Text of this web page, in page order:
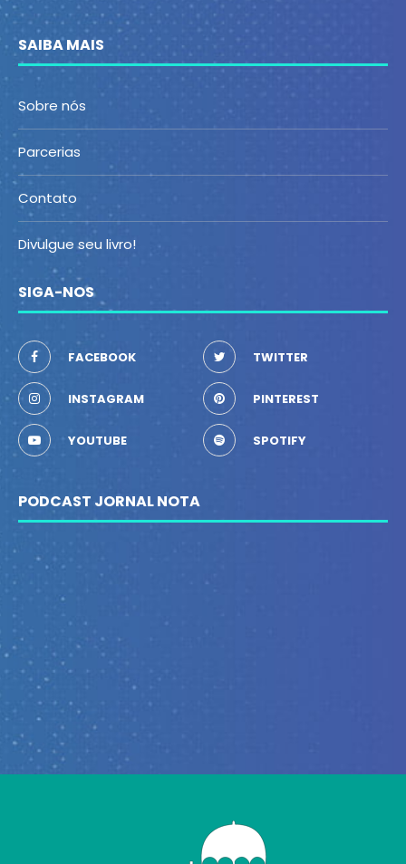
SAIBA MAIS
Sobre nós
Parcerias
Contato
Divulgue seu livro!
SIGA-NOS
FACEBOOK TWITTER
INSTAGRAM PINTEREST
YOUTUBE SPOTIFY
PODCAST JORNAL NOTA